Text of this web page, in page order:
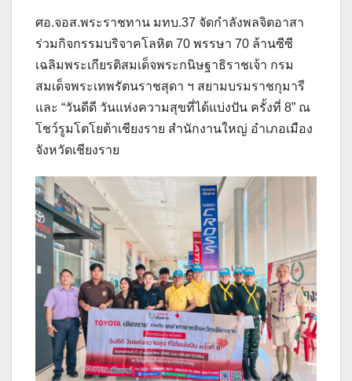
ศอ.จอส.พระราชทาน มทบ.37 จัดกำลังพลจิตอาสา
ร่วมกิจกรรมบริจาคโลหิต 70 พรรษา 70 ล้านซีซี
เฉลิมพระเกียรติสมเด็จพระกนิษฐาธิราชเจ้า กรม
สมเด็จพระเทพรัตนราชสุดา ฯ สยามบรมราชกุมารี
และ “วันดีดี วันแห่งความสุขที่ได้แบ่งปัน ครั้งที่ 8” ณ
โชว์รูมโตโยต้าเชียงราย สำนักงานใหญ่ อำเภอเมือง
จังหวัดเชียงราย